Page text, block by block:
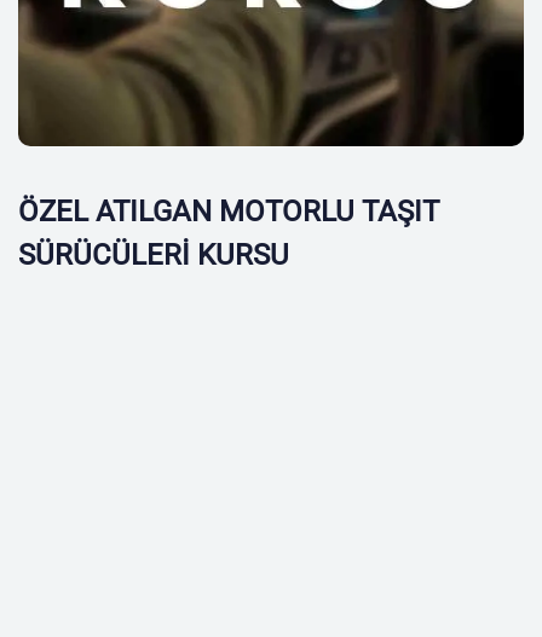
ÖZEL ATILGAN MOTORLU TAŞIT
SÜRÜCÜLERİ KURSU